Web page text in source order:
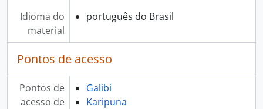
Idioma do
material
português do Brasil
Pontos de acesso
Pontos de
acesso de
Galibi
Karipuna